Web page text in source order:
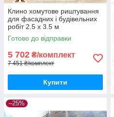
Клино хомутове риштування
для фасадних і будівельних
робіт 2.5 х 3.5 м
Готово до відправки
5 702 ₴/комплект
7 451 ₴/комплект
Купити
–25%